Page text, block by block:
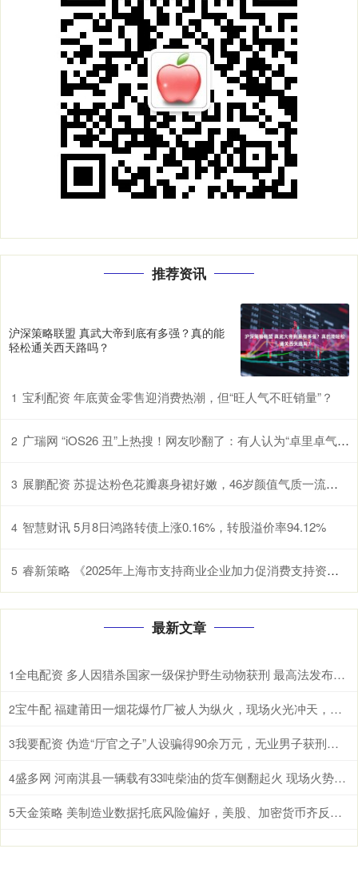
推荐资讯
沪深策略联盟 真武大帝到底有多强？真的能
轻松通关西天路吗？
1 宝利配资 年底黄金零售迎消费热潮，但“旺人气不旺销量”？
2 广瑞网 “iOS26 丑”上热搜！网友吵翻了：有人认为“卓里卓气” 有人说“立体照片”好玩！
3 展鹏配资 苏提达粉色花瓣裹身裙好嫩，46岁颜值气质一流，秒杀泰王90后宠妃
4 智慧财讯 5月8日鸿路转债上涨0.16%，转股溢价率94.12%
5 睿新策略 《2025年上海市支持商业企业加力促消费支持资金（服务消费场景创建项目）申报指南》发布
最新文章
1 全电配资 多人因猎杀国家一级保护野生动物获刑 最高法发布一批典型案例
2 宝牛配 福建莆田一烟花爆竹厂被人为纵火，现场火光冲天，居民称听到多声巨响
3 我要配资 伪造“厅官之子”人设骗得90余万元，无业男子获刑十年六个月
4 盛多网 河南淇县一辆载有33吨柴油的货车侧翻起火 现场火势汹汹冒出大量浓烟
5 天金策略 美制造业数据托底风险偏好，美股、加密货币齐反弹、美元续涨，金银企稳，原油重挫